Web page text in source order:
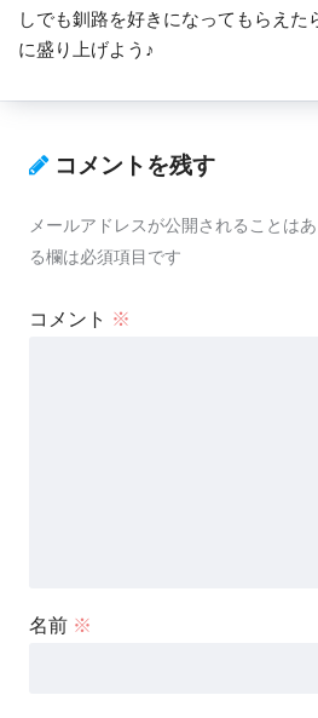
しでも釧路を好きになってもらえた
に盛り上げよう♪
コメントを残す
メールアドレスが公開されることはあ
る欄は必須項目です
コメント ※
名前 ※